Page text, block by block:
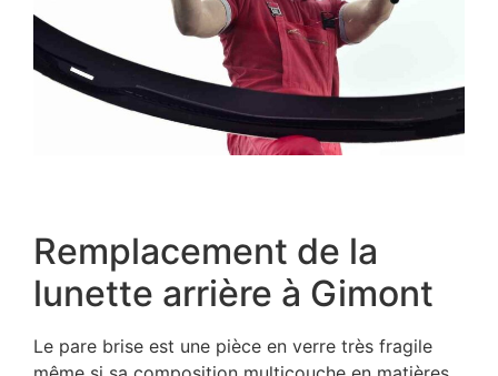
Remplacement de la
lunette arrière à Gimont
Le pare brise est une pièce en verre très fragile